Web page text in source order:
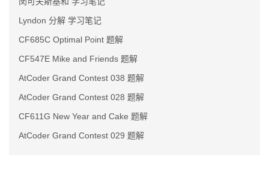
Lyndon 分解 学习笔记
CF685C Optimal Point 题解
CF547E Mike and Friends 题解
AtCoder Grand Contest 038 题解
AtCoder Grand Contest 028 题解
CF611G New Year and Cake 题解
AtCoder Grand Contest 029 题解